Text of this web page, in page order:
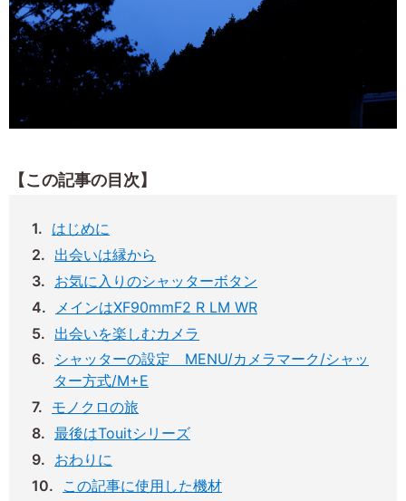
【この記事の目次】
はじめに
出会いは縁から
お気に入りのシャッターボタン
メインはXF90mmF2 R LM WR
出会いを楽しむカメラ
シャッターの設定 MENU/カメラマーク/シャッ
ター方式/M+E
モノクロの旅
最後はTouitシリーズ
おわりに
この記事に使用した機材